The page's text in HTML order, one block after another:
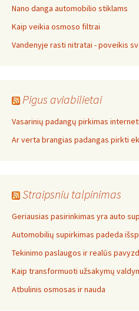
Nano danga automobilio stiklams
Kaip veikia osmoso filtrai
Vandenyje rasti nitratai - poveikis
Pigus aviabilietai
Vasarinių padangų pirkimas
Ar verta brangias padangas pirkti
Straipsniu talpinimas
Geriausias pasirinkimas yra auto
Automobilių supirkimas padeda
Tekinimo paslaugos ir realūs
Kaip transformuoti užsakymų
Atbulinis osmosas ir nauda